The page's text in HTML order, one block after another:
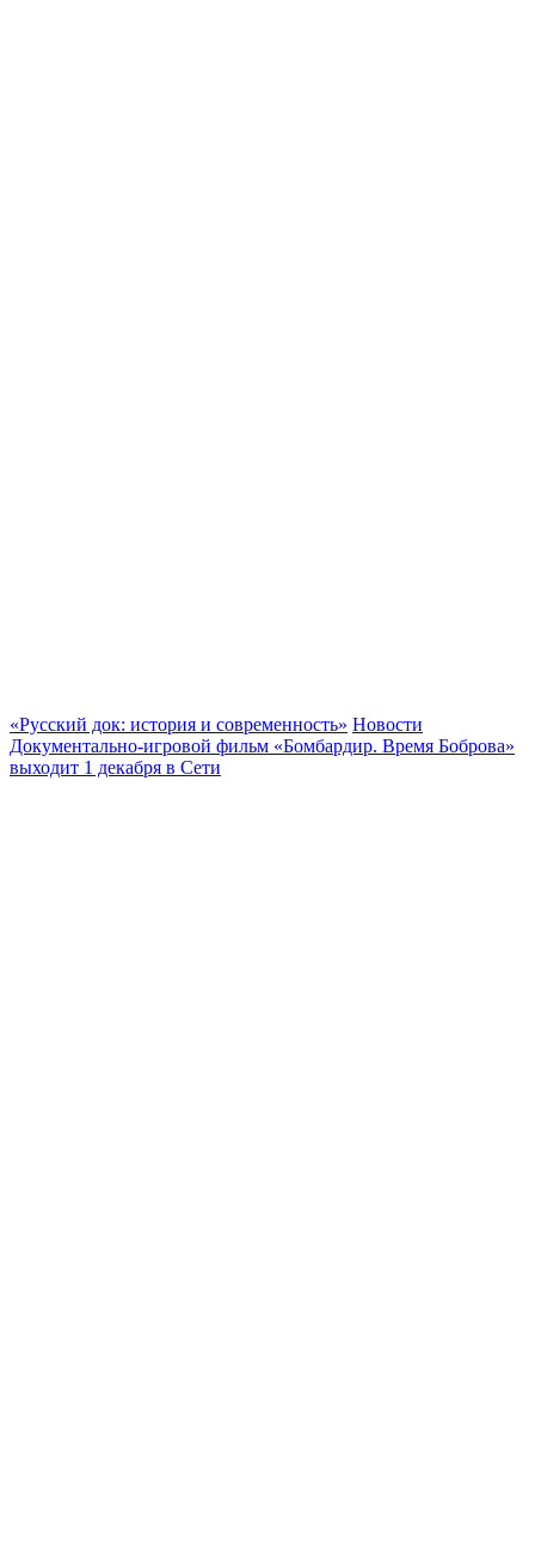
«Русский док: история и современность» Новости
Документально-игровой фильм «Бомбардир. Время Боброва»
выходит 1 декабря в Сети